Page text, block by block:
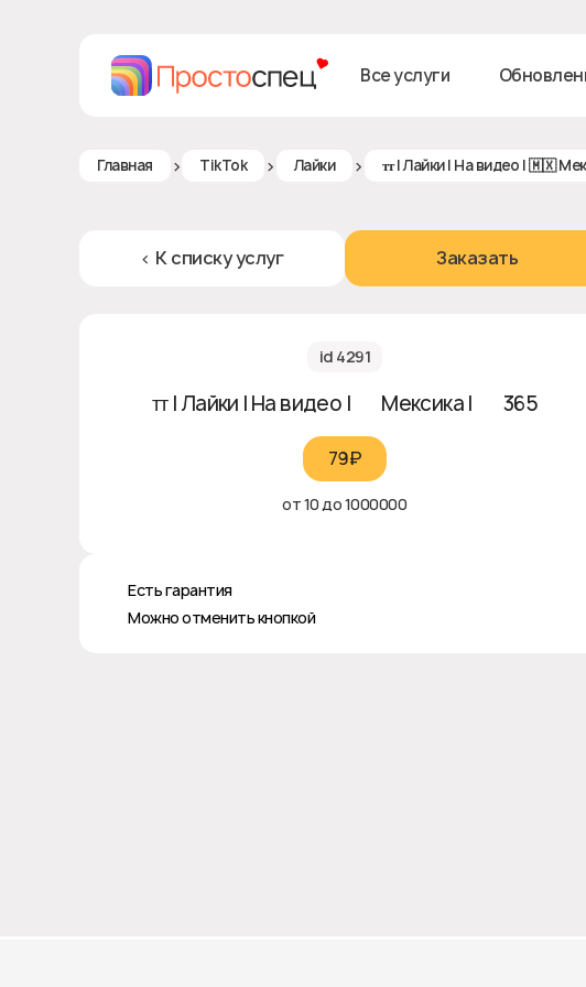
Все услуги
Главная > TikTok > Лайки > ᴛᴛ | Лайки | На видео | 🇲🇽
< К списку услуг Заказать
id 4291
ᴛᴛ | Лайки | На видео | 🇲🇽 Мексика | ♻ 365
79₽‎
от 10 до 1000000
♻️ Есть гарантия
❎ Можно отменить кнопкой